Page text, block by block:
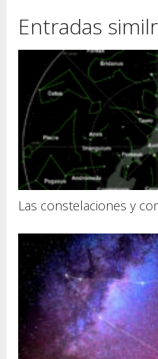
Entradas
Las constelaciones y